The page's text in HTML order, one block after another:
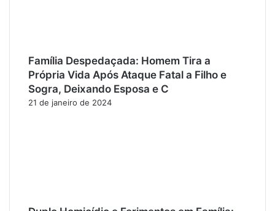
Família Despedaçada: Homem Tira a
Própria Vida Após Ataque Fatal a Filho e
Sogra, Deixando Esposa e C
21 de janeiro de 2024